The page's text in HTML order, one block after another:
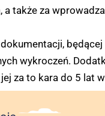
także za
wykroczeń.
za to kara do 5 lat